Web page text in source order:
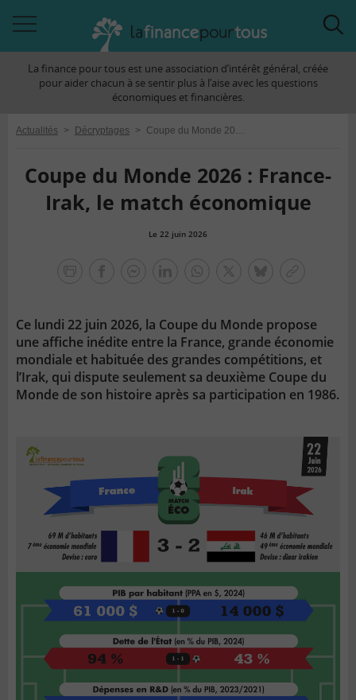
àLa finance pour tous est une association d’intérêt général, créée
pour aider chacun à se sentir plus à l’aise avec les questions
économiques et financières.
Actualités > Décryptages > Coupe du Monde 2026 : France-Irak, le match économique
Coupe du Monde 2026 : France-
Irak, le match économique
Le 22 juin 2026
Ce lundi 22 juin 2026, la Coupe du Monde propose
une affiche inédite entre la France, grande économie
mondiale et habituée des grandes compétitions, et
l’Irak, qui dispute seulement sa deuxième Coupe du
Monde de son histoire après sa participation en 1986.